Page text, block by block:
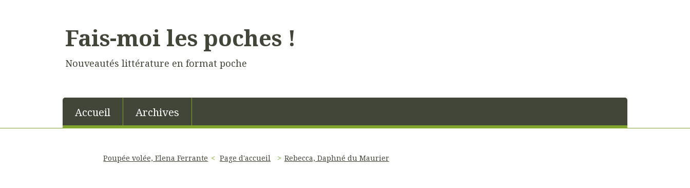
Fais-moi les poches !
Nouveautés littérature en format poche
Accueil Archives
Poupée volée, Elena Ferrante Page d'accueil Rebecca, Daphné du Maurier